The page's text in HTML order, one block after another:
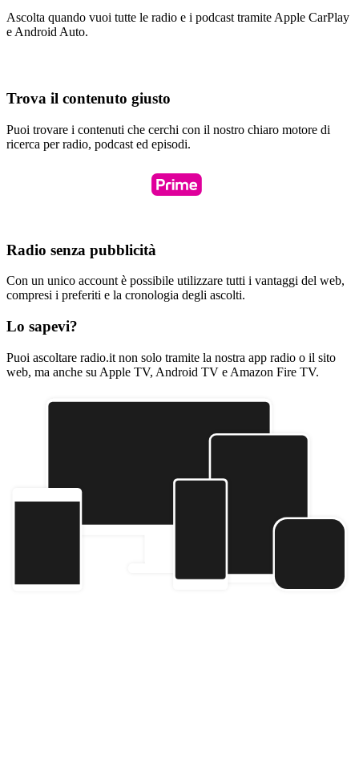
Ascolta quando vuoi tutte le radio e i podcast tramite Apple CarPlay
e Android Auto.
Trova il contenuto giusto
Puoi trovare i contenuti che cerchi con il nostro chiaro motore di
ricerca per radio, podcast ed episodi.
Radio senza pubblicità
Con un unico account è possibile utilizzare tutti i vantaggi del web,
compresi i preferiti e la cronologia degli ascolti.
Lo sapevi?
Puoi ascoltare radio.it non solo tramite la nostra app radio o il sito
web, ma anche su Apple TV, Android TV e Amazon Fire TV.